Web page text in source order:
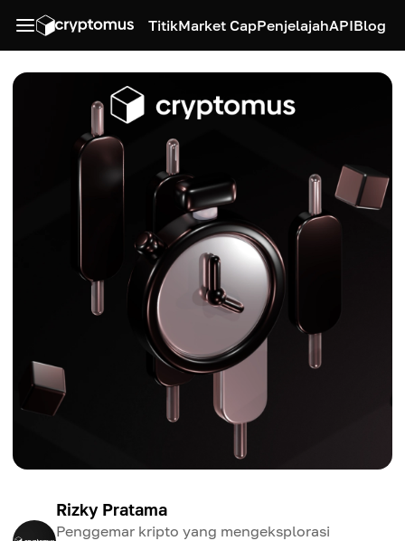
TitikMarket CapPenjelajahAPIBlog
Rizky Pratama
Penggemar kripto yang mengeksplorasi